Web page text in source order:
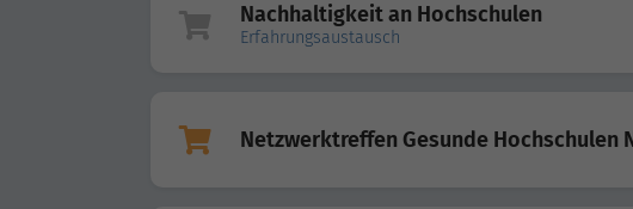
Nachhaltigkeit an Hochschulen
Erfahrungsaustausch
Netzwerktreffen Gesunde Hochschulen